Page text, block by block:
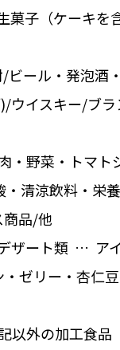
菓子（ケーキを
ール・発泡酒
ウイスキー/ブラ
野菜・トマト
清涼飲料・栄
商品/他
ザート類 … ア
ゼリー・杏仁
外の加工食品